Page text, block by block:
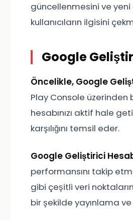
güncellenmesini ve
kullanıcıların ilgisini
Google
Öncelikle, Google
Play Console üzerinden
hesabınızı aktif hale
karşılığını temsil eder.
Google Geliştirici
performansını takip
gibi çeşitli veri
bir şekilde yayınlama ve